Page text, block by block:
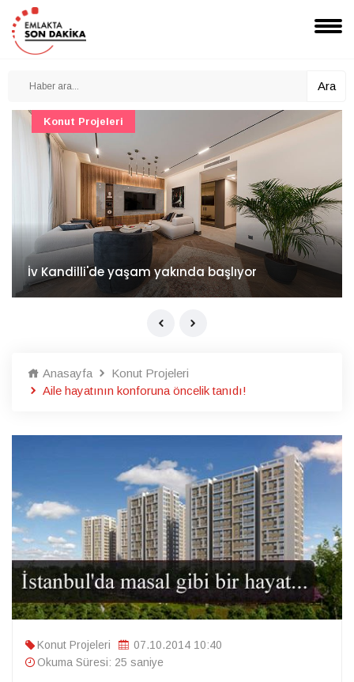
Ara
İv Kandilli'de yaşam yakında başlıyor
Konut Projeleri
Anasayfa
Konut Projeleri
Aile hayatının konforuna öncelik tanıdı!
Konut Projeleri
07.10.2014 10:40
Okuma Süresi: 25 saniye